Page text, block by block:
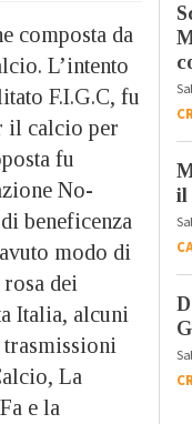
composta da
L’intento
F.I.G.C, fu
il calcio per
fu
No-
beneficenza
modo di
dei
Italia, alcuni
La
e la
il